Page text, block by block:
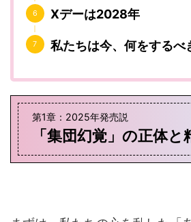
Xデーは2028年
私たちは今、何をするべ
第1章：2025年発売説
「集団幻覚」の正体と